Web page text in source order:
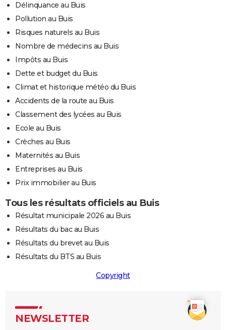
Délinquance au Buis
Pollution au Buis
Risques naturels au Buis
Nombre de médecins au Buis
Impôts au Buis
Dette et budget du Buis
Climat et historique météo du Buis
Accidents de la route au Buis
Classement des lycées au Buis
Ecole au Buis
Crèches au Buis
Maternités au Buis
Entreprises au Buis
Prix immobilier au Buis
Tous les résultats officiels au Buis
Résultat municipale 2026 au Buis
Résultats du bac au Buis
Résultats du brevet au Buis
Résultats du BTS au Buis
Copyright
NEWSLETTER